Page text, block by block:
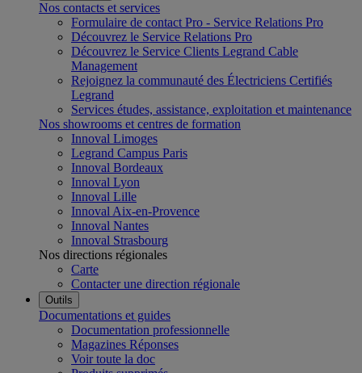
Nos contacts et services
Formulaire de contact Pro - Service Relations Pro
Découvrez le Service Relations Pro
Découvrez le Service Clients Legrand Cable
Management
Rejoignez la communauté des Électriciens Certifiés
Legrand
Services études, assistance, exploitation et maintenance
Nos showrooms et centres de formation
Innoval Limoges
Legrand Campus Paris
Innoval Bordeaux
Innoval Lyon
Innoval Lille
Innoval Aix-en-Provence
Innoval Nantes
Innoval Strasbourg
Nos directions régionales
Carte
Contacter une direction régionale
Outils
Documentations et guides
Documentation professionnelle
Magazines Réponses
Voir toute la doc